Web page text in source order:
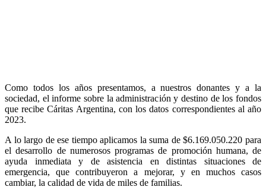
Como todos los años presentamos, a nuestros donantes y a la
sociedad, el informe sobre la administración y destino de los fondos
que recibe Cáritas Argentina, con los datos correspondientes al año
2023.
A lo largo de ese tiempo aplicamos la suma de $6.169.050.220 para
el desarrollo de numerosos programas de promoción humana, de
ayuda inmediata y de asistencia en distintas situaciones de
emergencia, que contribuyeron a mejorar, y en muchos casos
cambiar, la calidad de vida de miles de familias.